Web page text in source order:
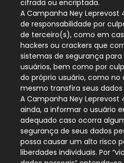
cifrada ou encriptada.
A Campanha Ney
de responsabilidade por
de terceiro(s), como em
hackers ou crackers que
sistemas de segurança
usuários, bem como por
do próprio usuário, como no
mesmo transfira seus
A Campanha Ney
ainda, a informar o usuário
adequado caso ocorra
segurança de seus dados
possa causar um alto risco
liberdades individuais. Por